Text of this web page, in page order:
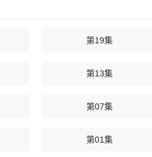
第19集
第13集
第07集
第01集